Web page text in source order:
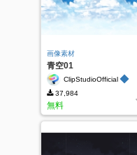
画像素材
青空01
ClipStudioOfficial ◆
37,984
無料